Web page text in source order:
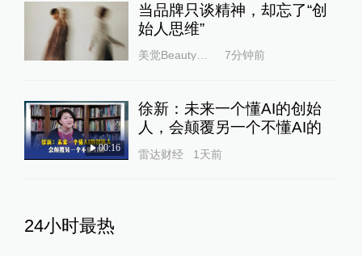
当品牌只谈精神，却忘了“创
始人思维”
美觉BeautyNEXT 7分钟前
00:16
徐新：未来一个懂AI的创始
人，会颠覆另一个不懂AI的
雷达财经 1天前
24小时最热